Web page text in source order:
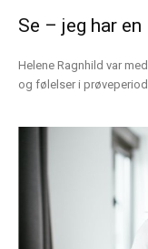
Se – jeg har
Helene Ragnhild var
og følelser i